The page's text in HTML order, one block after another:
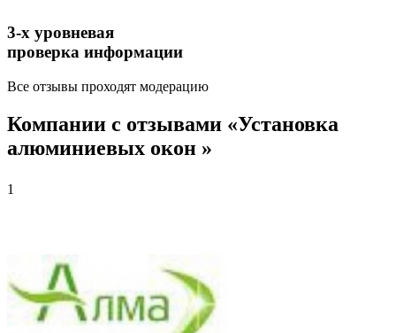
3-х уровневая
проверка информации
Все отзывы проходят модерацию
Компании с отзывами «Установка
алюминиевых окон »
1